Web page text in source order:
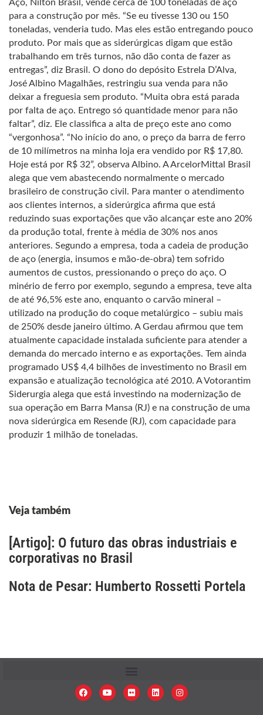
Aço, Nilton Brasil, vende cerca de 100 toneladas de aço
para a construção por mês. “Se eu tivesse 130 ou 150
toneladas, venderia tudo. Mas eles estão entregando pouco
produto. Por mais que as siderúrgicas digam que estão
trabalhando em três turnos, não dão conta de fazer as
entregas”, diz Brasil. O dono do depósito Estrela D’Alva,
José Albino Magalhães, restringiu sua venda para não
deixar a freguesia sem produto. “Muita obra está parada
por falta de aço. Entrego só quantidade menor para não
faltar”, diz. Ele classifica a alta de preço este ano como
“vergonhosa”. “No início do ano, o preço da barra de ferro
de 10 milímetros na minha loja era vendido por R$ 17,80.
Hoje está por R$ 32”, observa Albino. A ArcelorMittal Brasil
alega que vem abastecendo normalmente o mercado
brasileiro de construção civil. Para manter o atendimento
aos clientes internos, a siderúrgica afirma que está
reduzindo suas exportações que vão alcançar este ano 20%
da produção total, frente à média de 30% nos anos
anteriores. Segundo a empresa, toda a cadeia de produção
de aço (energia, insumos e mão-de-obra) tem sofrido
aumentos de custos, pressionando o preço do aço. O
minério de ferro por exemplo, segundo a empresa, teve alta
de até 96,5% este ano, enquanto o carvão mineral –
utilizado na produção do coque metalúrgico – subiu mais
de 250% desde janeiro último. A Gerdau afirmou que tem
atualmente capacidade instalada suficiente para atender a
demanda do mercado interno e as exportações. Tem ainda
programado US$ 4,4 bilhões de investimento no Brasil em
expansão e atualização tecnológica até 2010. A Votorantim
Siderurgia alega que está investindo na modernização de
sua operação em Barra Mansa (RJ) e na construção de uma
nova siderúrgica em Resende (RJ), com capacidade para
produzir 1 milhão de toneladas.
Veja também
[Artigo]: O futuro das obras industriais e
corporativas no Brasil
Nota de Pesar: Humberto Rossetti Portela